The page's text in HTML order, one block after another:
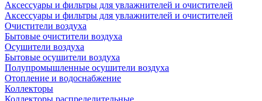
Аксессуары и фильтры для увлажнителей и очистителей
Аксессуары и фильтры для увлажнителей и очистителей
Очистители воздуха
Бытовые очистители воздуха
Осушители воздуха
Бытовые осушители воздуха
Полупромышленные осушители воздуха
Отопление и водоснабжение
Коллекторы
Коллекторы распределительные